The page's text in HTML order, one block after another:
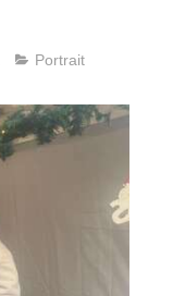
Portrait